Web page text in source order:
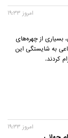
امروز 19:33
بسیاری از چهره‌های
به شایستگی این
کردند.
امروز 19:33